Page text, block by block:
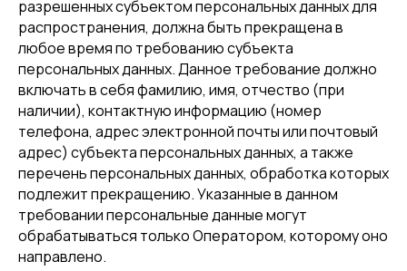
разрешенных субъектом персональных данных для
распространения, должна быть прекращена в
любое время по требованию субъекта
персональных данных. Данное требование должно
включать в себя фамилию, имя, отчество (при
наличии), контактную информацию (номер
телефона, адрес электронной почты или почтовый
адрес) субъекта персональных данных, а также
перечень персональных данных, обработка которых
подлежит прекращению. Указанные в данном
требовании персональные данные могут
обрабатываться только Оператором, которому оно
направлено.